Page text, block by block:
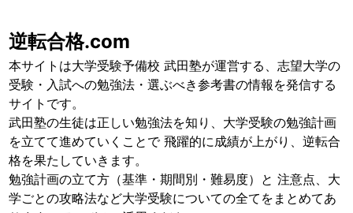
逆転合格.com
本サイトは大学受験予備校 武田塾が運営する、志望大学の
受験・入試への勉強法・選ぶべき参考書の情報を発信する
サイトです。
武田塾の生徒は正しい勉強法を知り、大学受験の勉強計画
を立てて進めていくことで 飛躍的に成績が上がり、逆転合
格を果たしていきます。
勉強計画の立て方（基準・期間別・難易度）と 注意点、大
学ごとの攻略法など大学受験についての全てをまとめてあ